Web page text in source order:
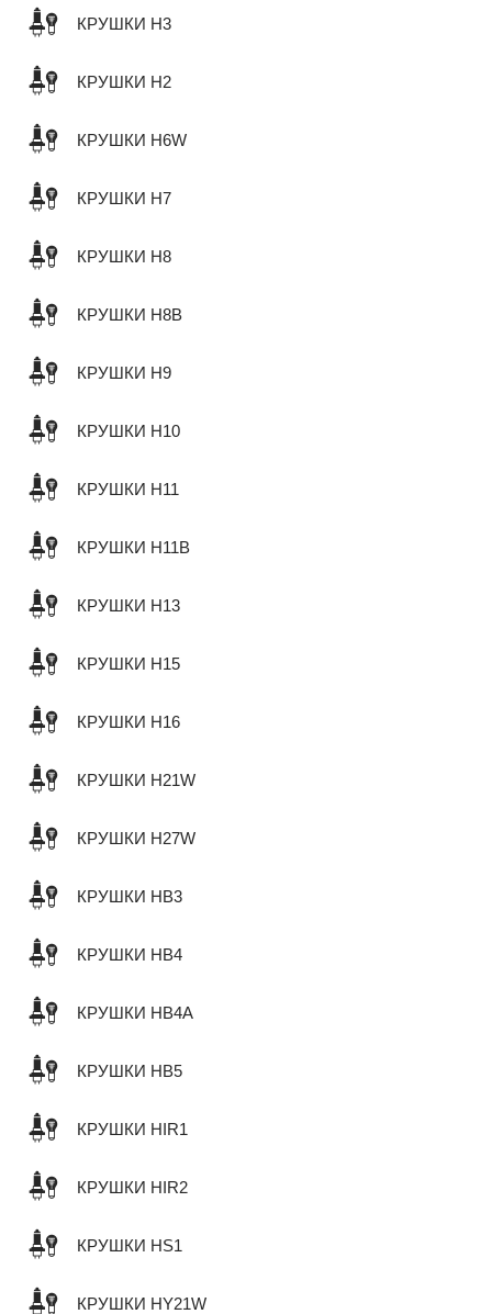
КРУШКИ H3
КРУШКИ H2
КРУШКИ H6W
КРУШКИ H7
КРУШКИ H8
КРУШКИ H8B
КРУШКИ H9
КРУШКИ H10
КРУШКИ H11
КРУШКИ H11B
КРУШКИ H13
КРУШКИ H15
КРУШКИ H16
КРУШКИ H21W
КРУШКИ H27W
КРУШКИ HB3
КРУШКИ HB4
КРУШКИ HB4A
КРУШКИ HB5
КРУШКИ HIR1
КРУШКИ HIR2
КРУШКИ HS1
КРУШКИ HY21W